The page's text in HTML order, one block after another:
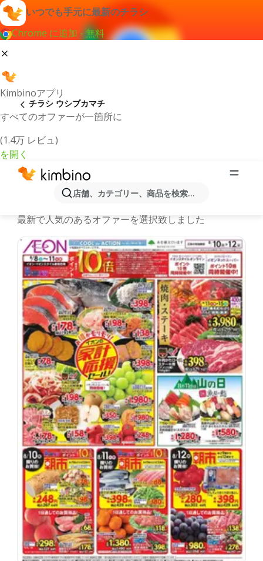
いつでも手元に最新のチラシ
Chrome に追加 - 無料
Kimbinoアプリ
すべてのオファーが一箇所に
(1.4万 レビュ)
を開く
店舗、カテゴリー、商品を検索...
チラシ ウシブカマチ
最新のチラシとオファーウシブカマ
最新で人気のあるオファーを選択致しました